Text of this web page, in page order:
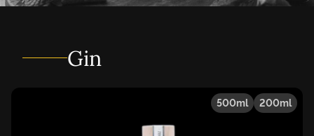
Gin
500ml 200ml